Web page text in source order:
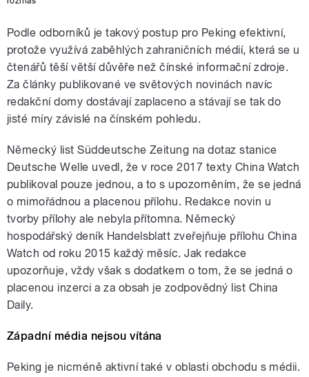
Podle odborníků je takový postup pro Peking efektivní,
protože využívá zaběhlých zahraničních médií, která se u
čtenářů těší větší důvěře než čínské informační zdroje.
Za články publikované ve světových novinách navíc
redakční domy dostávají zaplaceno a stávají se tak do
jisté míry závislé na čínském pohledu.
Německý list Süddeutsche Zeitung na dotaz stanice
Deutsche Welle uvedl, že v roce 2017 texty China Watch
publikoval pouze jednou, a to s upozorněním, že se jedná
o mimořádnou a placenou přílohu. Redakce novin u
tvorby přílohy ale nebyla přítomna. Německý
hospodářský deník Handelsblatt zveřejňuje přílohu China
Watch od roku 2015 každý měsíc. Jak redakce
upozorňuje, vždy však s dodatkem o tom, že se jedná o
placenou inzerci a za obsah je zodpovědný list China
Daily.
Západní média nejsou vítána
Peking je nicméně aktivní také v oblasti obchodu s médii.